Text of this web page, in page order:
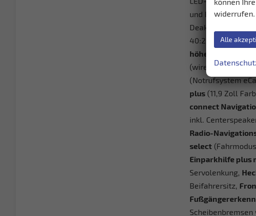
und Beifahrer,
Deaktivierung,
40:20:40 teilbar
höhenverstellbar
(wireless App-
(Notrufsystem
plus(11,9 Zoll
connect
inkl.
Radio-
select
Einparkhilfe plus
Servolenkung,
Beifahrersitz,
widerrufen.
Alle